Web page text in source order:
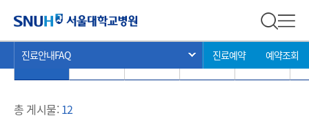
전체 검
현
재
위
진료안내FAQ 서브 메뉴 목록 열기
진료예약 예약조회
외래진료안내 FAQ
전체 예약 검사
총 게시물: 12